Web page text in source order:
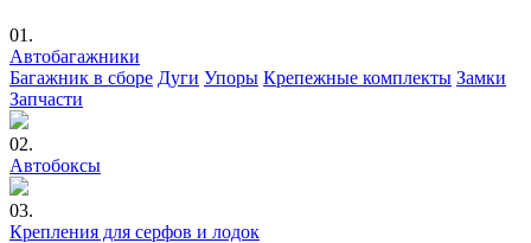
01.
Автобагажники
Багажник в сборе Дуги Упоры Крепежные комплекты Замки
Запчасти
02.
Автобоксы
03.
Крепления для серфов и лодок